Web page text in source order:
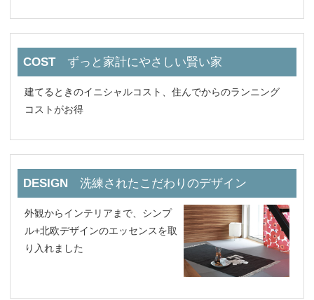
COSTずっと家計にやさしい賢い家
建てるときのイニシャルコスト、住んでからのランニング
コストがお得
DESIGN 洗練されたこだわりのデザイン
外観からインテリアまで、シンプ
ル+北欧デザインのエッセンスを取
り入れました